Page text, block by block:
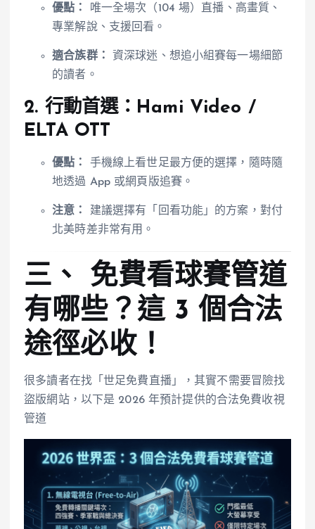
優點：
唯一全場次（104 場）直播、高畫質、
專業解說、支援回看。
適合族群：
資深球迷、想追小組賽每一場細節
的讀者。
2. 行動首選：Hami Video /
ELTA OTT
優點：
手機線上看世足最方便的選擇，隨時隨
地透過 App 或網頁版追賽。
注意：
建議選擇有「回看功能」的方案，對付
北美時差非常有用。
三、 免費看球賽管道
有哪些？這 3 個合法
途徑必收！
很多讀者在找「世足免費直播」，其實不需要冒險找
盜版網站，以下是 2026 年預計提供的合法免費收視
管道